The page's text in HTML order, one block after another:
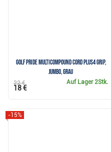
Golf Pride MultiCompound Cord Plus4 Grip,
JUMBO, grau
Auf Lager 2Stk.
22 €
18 €
-15%